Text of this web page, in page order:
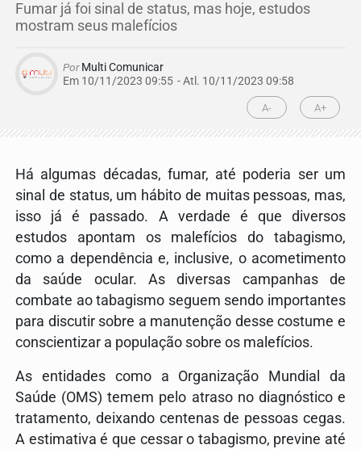
Fumar já foi sinal de status, mas hoje, estudos
mostram seus malefícios
PorMulti Comunicar
Em 10/11/2023 09:55 - Atl. 10/11/2023 09:58
A- A+
Há algumas décadas, fumar, até poderia ser um
sinal de status, um hábito de muitas pessoas, mas,
isso já é passado. A verdade é que diversos
estudos apontam os malefícios do tabagismo,
como a dependência e, inclusive, o acometimento
da saúde ocular. As diversas campanhas de
combate ao tabagismo seguem sendo importantes
para discutir sobre a manutenção desse costume e
conscientizar a população sobre os malefícios.
As entidades como a Organização Mundial da
Saúde (OMS) temem pelo atraso no diagnóstico e
tratamento, deixando centenas de pessoas cegas.
A estimativa é que cessar o tabagismo, previne até